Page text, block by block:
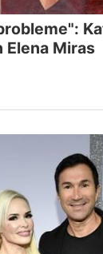
Miras